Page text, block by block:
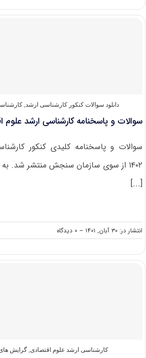
پاسخنامه
دانلود سوالات کنکور کارشناسی ارشد,
سوالات و پاسخنامه کارشناسی ارشد علوم
سوالات و پاسخنامه کلیدی کنکور
۱۴۰۲ از سوی سازمان سنجش منتشر شد.
[...]
انتشار در: ۳۰ آبان, ۱۴۰۱ -- ۰ دیدگاه
on
سوالات
پاسخنامه
کارشناسی ارشد علوم اقتصادی, گرایش